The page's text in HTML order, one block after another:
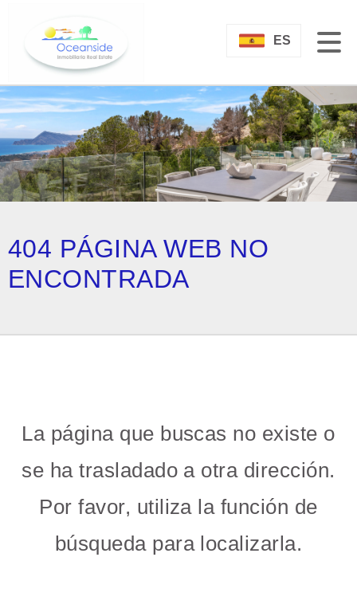
ES
404 PÁGINA WEB NO
ENCONTRADA
La página que buscas no existe o
se ha trasladado a otra dirección.
Por favor, utiliza la función de
búsqueda para localizarla.